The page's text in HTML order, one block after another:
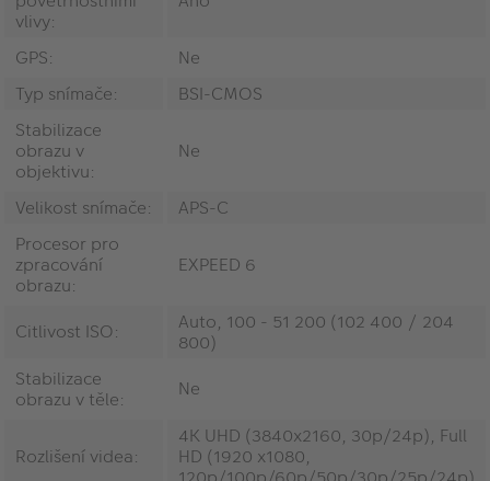
vlivy:
GPS:
Ne
Typ snímače:
BSI-CMOS
Stabilizace
obrazu v
objektivu:
Ne
Velikost snímače:
APS-C
Procesor pro
zpracování
obrazu:
EXPEED 6
Citlivost ISO:
Auto, 100 - 51 200 (102 400 / 204
800)
Stabilizace
obrazu v těle:
Ne
Rozlišení videa:
4K UHD (3840x2160, 30p/24p), Full
HD (1920 x1080,